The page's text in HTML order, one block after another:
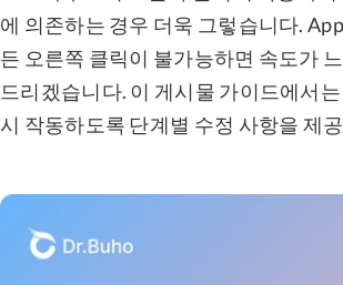
에 의존하는 경우 더욱 그렇습니다.
든 오른쪽 클릭이 불가능하면 속도가
드리겠습니다. 이 게시물 가이드에서
시 작동하도록 단계별 수정 사항을 제